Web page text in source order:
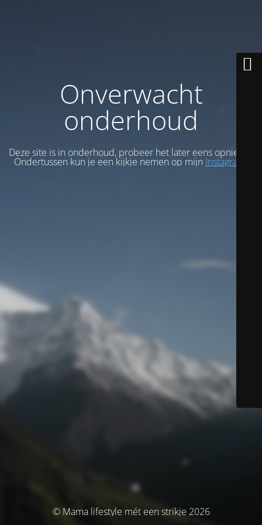
Onverwacht
onderhoud
Deze site is in onderhoud, probeer het later eens opnieuw.
Ondertussen kun je een kijkje nemen op mijn Instagram
© Mama lifestyle mét een strikje 2026